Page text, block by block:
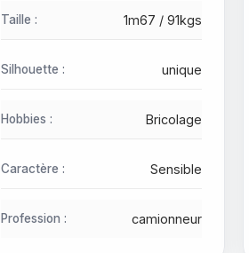
Taille : 1m67 / 91kgs
Silhouette : unique
Hobbies : Bricolage
Caractère : Sensible
Profession : camionneur